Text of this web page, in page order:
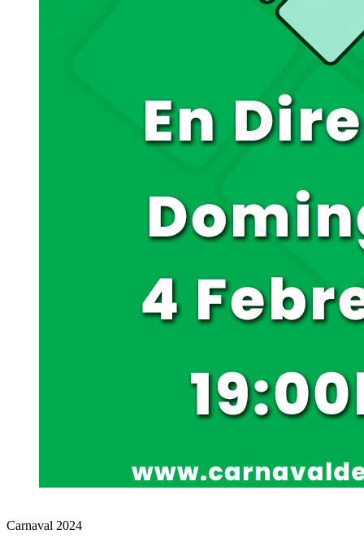
Carnaval 2024